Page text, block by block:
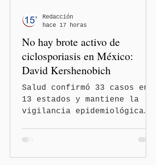
No hay brote activo de
ciclosporiasis en México:
David Kershenobich
Salud confirmó 33 casos en
13 estados y mantiene la
vigilancia epidemiológica
Kershenobich Stalnikowitz,
Redacción
hace 17 horas